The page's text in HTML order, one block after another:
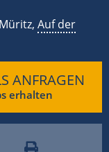
Auf der
ANFRAGEN
erhalten